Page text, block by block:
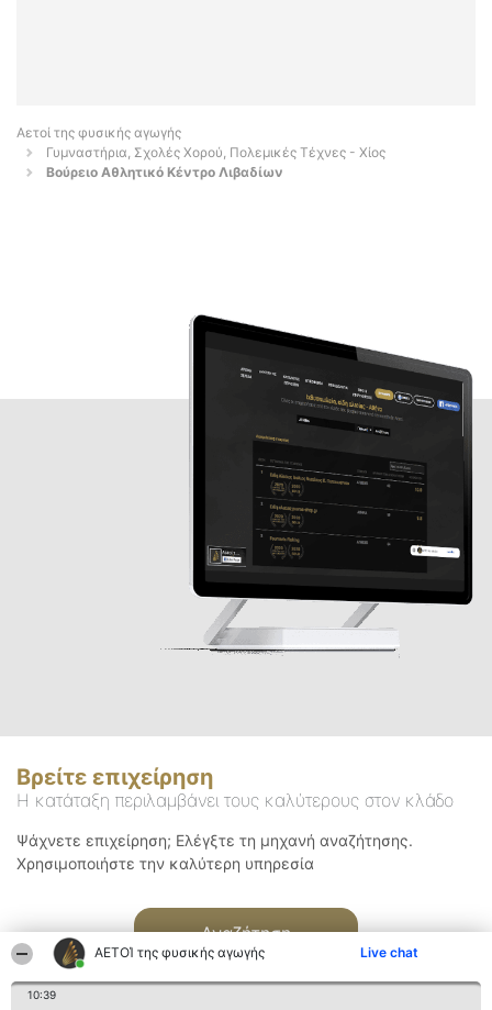
ΑΕΤΟΊ της φυσικής αγωγής Live chat
10:39
Αετοί της φυσικής αγωγής
Γυμναστήρια, Σχολές Χορού, Πολεμικές Τέχνες - Χίος
Βούρειο Αθλητικό Κέντρο Λιβαδίων
Βρείτε επιχείρηση
Η κατάταξη περιλαμβάνει τους καλύτερους στον κλάδο
Ψάχνετε επιχείρηση; Ελέγξτε τη μηχανή αναζήτησης.
Χρησιμοποιήστε την καλύτερη υπηρεσία
Αναζήτηση